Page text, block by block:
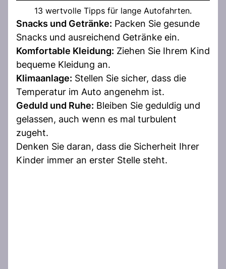
13 wertvolle Tipps für lange Autofahrten.
Snacks und Getränke: Packen Sie gesunde
Snacks und ausreichend Getränke ein.
Komfortable Kleidung: Ziehen Sie Ihrem Kind
bequeme Kleidung an.
Klimaanlage: Stellen Sie sicher, dass die
Temperatur im Auto angenehm ist.
Geduld und Ruhe: Bleiben Sie geduldig und
gelassen, auch wenn es mal turbulent
zugeht.
Denken Sie daran, dass die Sicherheit Ihrer
Kinder immer an erster Stelle steht.